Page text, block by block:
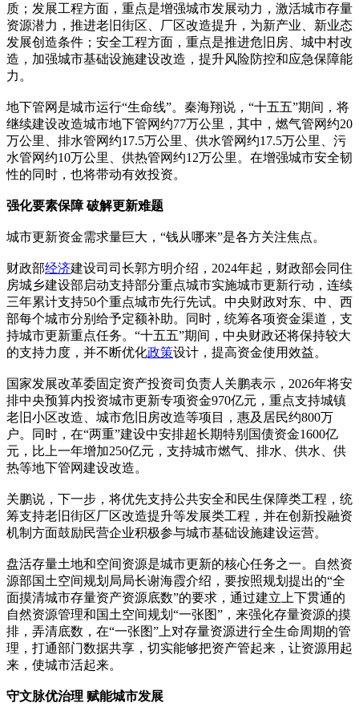
质；发展工程方面，重点是增强城市发展动力，激活城市存量
资源潜力，推进老旧街区、厂区改造提升，为新产业、新业态
发展创造条件；安全工程方面，重点是推进危旧房、城中村改
造，加强城市基础设施建设改造，提升风险防控和应急保障能
力。
地下管网是城市运行“生命线”。秦海翔说，“十五五”期间，将
继续建设改造城市地下管网约77万公里，其中，燃气管网约20
万公里、排水管网约17.5万公里、供水管网约17.5万公里、污
水管网约10万公里、供热管网约12万公里。在增强城市安全韧
性的同时，也将带动有效投资。
强化要素保障 破解更新难题
城市更新资金需求量巨大，“钱从哪来”是各方关注焦点。
财政部经济建设司司长郭方明介绍，2024年起，财政部会同住
房城乡建设部启动支持部分重点城市实施城市更新行动，连续
三年累计支持50个重点城市先行先试。中央财政对东、中、西
部每个城市分别给予定额补助。同时，统筹各项资金渠道，支
持城市更新重点任务。“十五五”期间，中央财政还将保持较大
的支持力度，并不断优化政策设计，提高资金使用效益。
国家发展改革委固定资产投资司负责人关鹏表示，2026年将安
排中央预算内投资城市更新专项资金970亿元，重点支持城镇
老旧小区改造、城市危旧房改造等项目，惠及居民约800万
户。同时，在“两重”建设中安排超长期特别国债资金1600亿
元，比上一年增加250亿元，支持城市燃气、排水、供水、供
热等地下管网建设改造。
关鹏说，下一步，将优先支持公共安全和民生保障类工程，统
筹支持老旧街区厂区改造提升等发展类工程，并在创新投融资
机制方面鼓励民营企业积极参与城市基础设施建设运营。
盘活存量土地和空间资源是城市更新的核心任务之一。自然资
源部国土空间规划局局长谢海霞介绍，要按照规划提出的“全
面摸清城市存量资产资源底数”的要求，通过建立上下贯通的
自然资源管理和国土空间规划“一张图”，来强化存量资源的摸
排，弄清底数，在“一张图”上对存量资源进行全生命周期的管
理，打通部门数据共享，切实能够把资产管起来，让资源用起
来，使城市活起来。
守文脉优治理 赋能城市发展